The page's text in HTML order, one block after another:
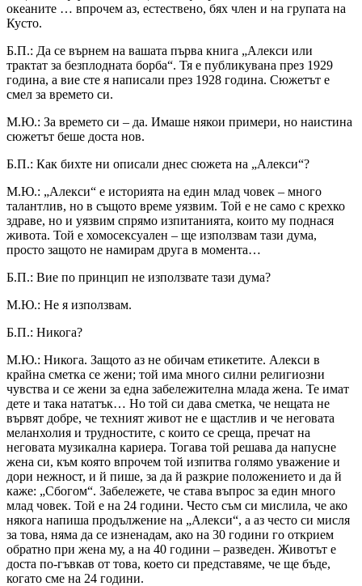
океаните … впрочем аз, естествено, бях член и на групата на
Кусто.
Б.П.: Да се върнем на вашата първа книга „Алекси или
трактат за безплодната борба“. Тя е публикувана през 1929
година, а вие сте я написали през 1928 година. Сюжетът е
смел за времето си.
М.Ю.: За времето си – да. Имаше някои примери, но наистина
сюжетът беше доста нов.
Б.П.: Как бихте ни описали днес сюжета на „Алекси“?
М.Ю.: „Алекси“ е историята на един млад човек – много
талантлив, но в същото време уязвим. Той е не само с крехко
здраве, но и уязвим спрямо изпитанията, които му поднася
живота. Той е хомосексуален – ще използвам тази дума,
просто защото не намирам друга в момента…
Б.П.: Вие по принцип не използвате тази дума?
М.Ю.: Не я използвам.
Б.П.: Никога?
М.Ю.: Никога. Защото аз не обичам етикетите. Алекси в
крайна сметка се жени; той има много силни религиозни
чувства и се жени за една забележителна млада жена. Те имат
дете и така нататък… Но той си дава сметка, че нещата не
вървят добре, че техният живот не е щастлив и че неговата
меланхолия и трудностите, с които се среща, пречат на
неговата музикална кариера. Тогава той решава да напусне
жена си, към която впрочем той изпитва голямо уважение и
дори нежност, и й пише, за да й разкрие положението и да й
каже: „Сбогом“. Забележете, че става въпрос за един много
млад човек. Той е на 24 години. Често съм си мислила, че ако
някога напиша продължение на „Алекси“, а аз често си мисля
за това, няма да се изненадам, ако на 30 години го открием
обратно при жена му, а на 40 години – разведен. Животът е
доста по-гъвкав от това, което си представяме, че ще бъде,
когато сме на 24 години.